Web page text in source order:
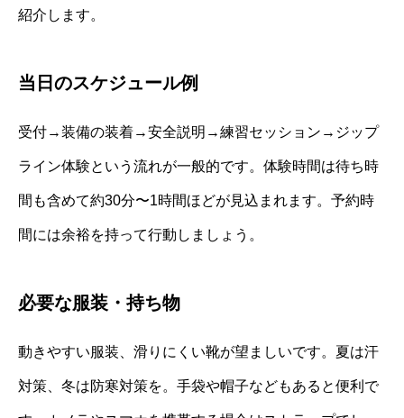
紹介します。
当日のスケジュール例
受付→装備の装着→安全説明→練習セッション→ジップ
ライン体験という流れが一般的です。体験時間は待ち時
間も含めて約30分〜1時間ほどが見込まれます。予約時
間には余裕を持って行動しましょう。
必要な服装・持ち物
動きやすい服装、滑りにくい靴が望ましいです。夏は汗
対策、冬は防寒対策を。手袋や帽子などもあると便利で